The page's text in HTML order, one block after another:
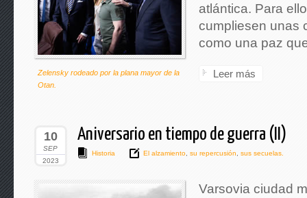
Zelensky rodeado por la plana mayor de la
Otan.
atlántica. Para
cumpliesen unas
como una paz
Leer más
10
SEP
2023
Aniversario en tiempo de guerra (II)
Historia El alzamiento su repercusión sus secuelas.
Varsovia ciudad